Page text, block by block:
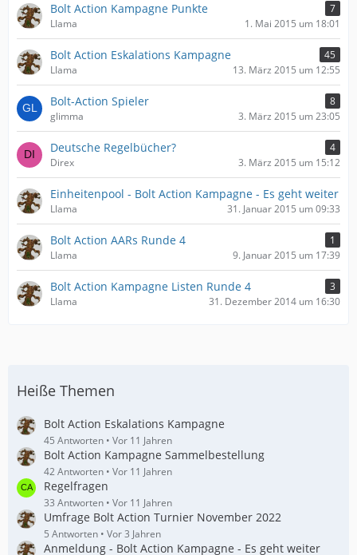
Bolt Action Kampagne Punkte
7
Llama
1. Mai 2015 um 18:01
Bolt Action Eskalations Kampagne
45
Llama
13. März 2015 um 12:55
Bolt-Action Spieler
8
glimma
3. März 2015 um 23:05
Deutsche Regelbücher?
4
Direx
3. März 2015 um 15:12
Einheitenpool - Bolt Action Kampagne - Es geht weiter
Llama 31. Januar 2015 um 09:33
Bolt Action AARs Runde 4
1
Llama
9. Januar 2015 um 17:39
Bolt Action Kampagne Listen Runde 4
3
Llama
31. Dezember 2014 um 16:30
Heiße Themen
Bolt Action Eskalations Kampagne
45 Antworten Vor 11 Jahren
Bolt Action Kampagne Sammelbestellung
42 Antworten Vor 11 Jahren
Regelfragen
33 Antworten Vor 11 Jahren
Umfrage Bolt Action Turnier November 2022
5 Antworten Vor 3 Jahren
Anmeldung - Bolt Action Kampagne - Es geht weiter